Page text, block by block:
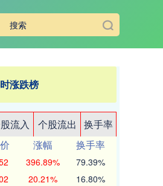
涨跌榜
流入 个股流出
换手率
涨幅
换手率
396.89% 79.39%
20.21% 16.80%